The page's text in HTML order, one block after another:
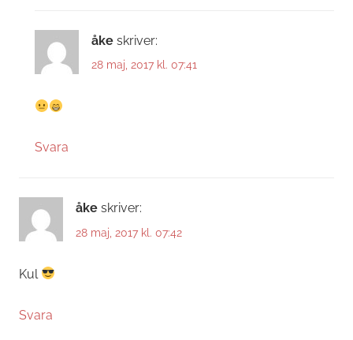
åke skriver:
28 maj, 2017 kl. 07:41
Svara
åke skriver:
28 maj, 2017 kl. 07:42
Kul
Svara